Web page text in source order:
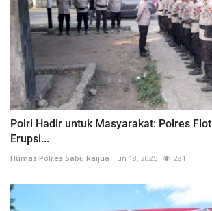
Polri Hadir untuk Masyarakat: Polres
Erupsi...
Humas Polres Sabu Raijua Jun 18, 2025 281